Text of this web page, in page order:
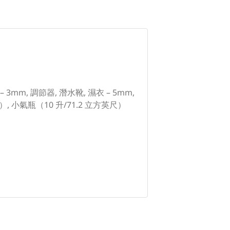
3mm, 調節器, 潛水靴, 濕衣 – 5mm,
小氣瓶（10 升/71.2 立方英尺）